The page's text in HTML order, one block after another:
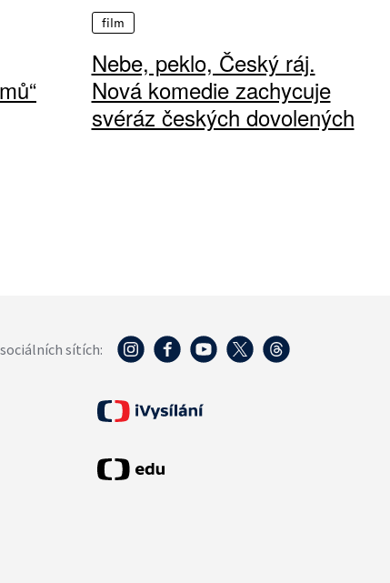
film
Nebe, peklo, Český ráj.
Nová komedie zachycuje
svéráz českých dovolených
sítích: